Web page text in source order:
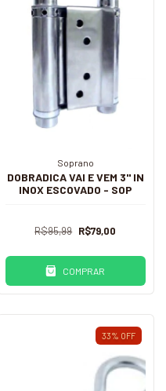
Soprano
DOBRADICA VAI E VEM 3" IN
INOX ESCOVADO - SOP
R$95,99 R$79,00
COMPRAR
33% OFF